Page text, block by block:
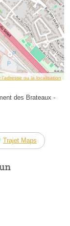
l’adresse ou la localisation
des Brateaux -
Trajet Maps